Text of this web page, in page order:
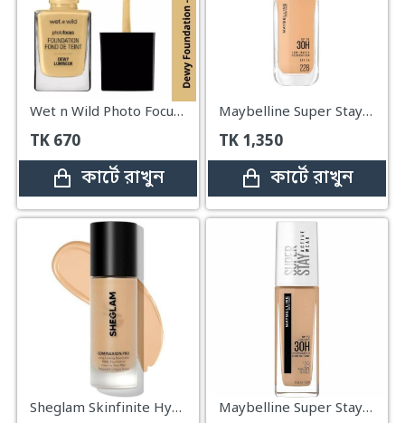
Wet n Wild Photo Focus Dewy Foundation – Golden Beige (30ml)
TK 670
কার্টে রাখুন
Maybelline Super Stay 30H Lumi-Matte Foundation - 228
TK 1,350
কার্টে রাখুন
Sheglam Skinfinite Hydrating Foundation – Honey Maybelline Super Stay Foundation Warm Nude (30ml)